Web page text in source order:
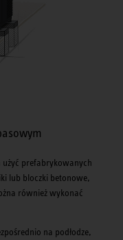
prefabrykowanych
lub bloczki betonowe,
również wykonać
na podłodze,